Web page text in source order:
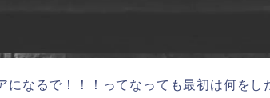
になるで！！！ってなっても最初は何をし